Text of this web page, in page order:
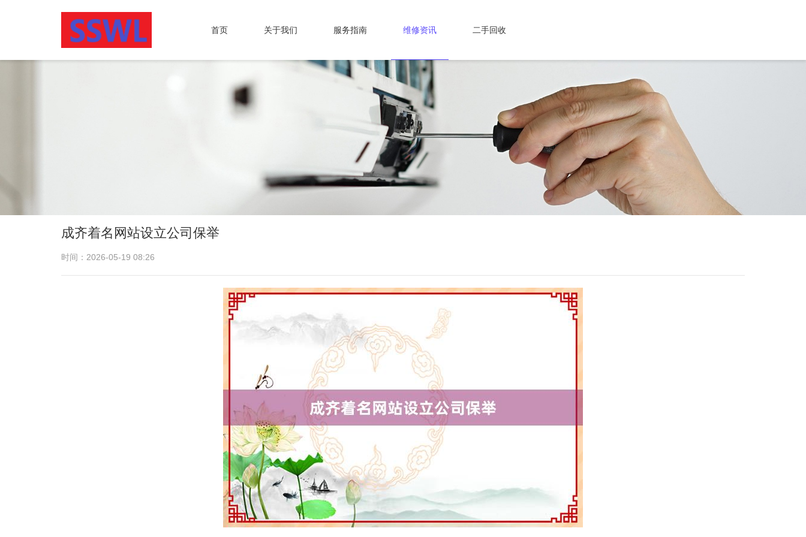
首页 关于我们 服务指南 维修资讯 二手回收
成齐着名网站设立公司保举
时间：2026-05-19 08:26